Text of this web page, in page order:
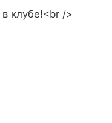
клубе!<br />